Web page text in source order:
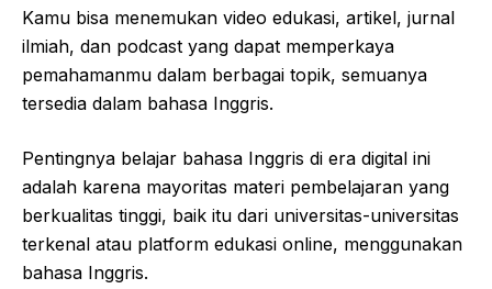
Kamu bisa menemukan video edukasi, artikel, jurnal
ilmiah, dan podcast yang dapat memperkaya
pemahamanmu dalam berbagai topik, semuanya
tersedia dalam bahasa Inggris.
Pentingnya belajar bahasa Inggris di era digital ini
adalah karena mayoritas materi pembelajaran yang
berkualitas tinggi, baik itu dari universitas-universitas
terkenal atau platform edukasi online, menggunakan
bahasa Inggris.